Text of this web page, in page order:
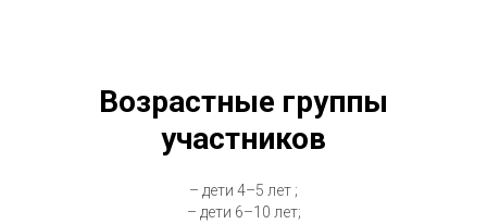
Возрастные группы
участников
– дети 4–5 лет ;
– дети 6–10 лет;